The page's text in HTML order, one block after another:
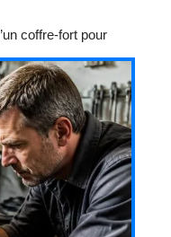
coffre-fort pour